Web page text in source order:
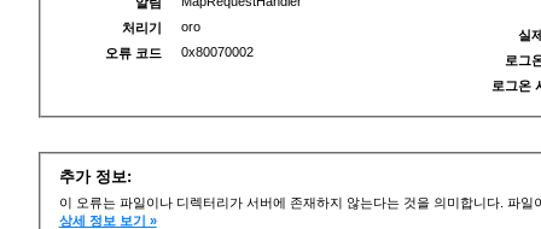
처리기
oro
오류 코드
0x80070002
실
로그
로그온
추가 정보:
이 오류는 파일이나 디렉터리가 서버에 존재하지 않는다는 것을 의미합니다. 파
상세 정보 보기 »